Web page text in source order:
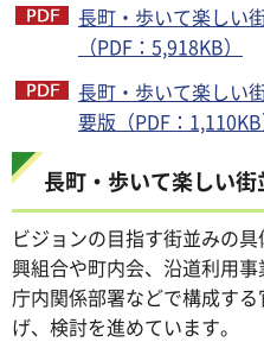
長町・歩いて楽しい
（PDF：5,918KB）
長町・歩いて楽しい
要版（PDF：1,110KB
長町・歩いて楽しい
ビジョンの目指す街並みの
興組合や町内会、沿道利用事
庁内関係部署などで構成す
げ、検討を進めています。